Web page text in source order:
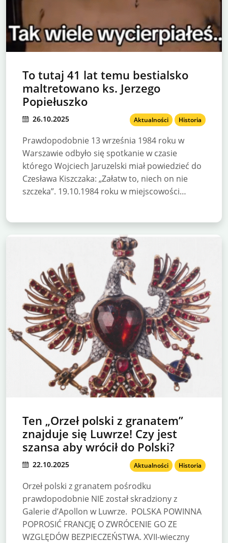
To tutaj 41 lat temu bestialsko
maltretowano ks. Jerzego
Popiełuszko
26.10.2025 Aktualności Historia
Prawdopodobnie 13 września 1984 roku w
Warszawie odbyło się spotkanie w czasie
którego Wojciech Jaruzelski miał powiedzieć do
Czesława Kiszczaka: „Załatw to, niech on nie
szczeka”. 19.10.1984 roku w miejscowości…
Ten „Orzeł polski z granatem”
znajduje się Luwrze! Czy jest
szansa aby wrócił do Polski?
22.10.2025 Aktualności Historia
Orzeł polski z granatem pośrodku
prawdopodobnie NIE został skradziony z
Galerie d’Apollon w Luwrze. POLSKA POWINNA
POPROSIĆ FRANCJĘ O ZWRÓCENIE GO ZE
WZGLĘDÓW BEZPIECZEŃSTWA. XVII-wieczny